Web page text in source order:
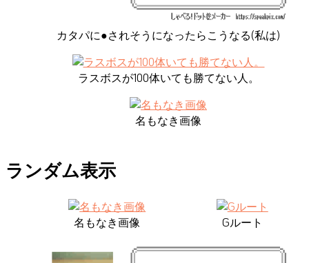
カタパに●されそうになったらこうなる(私は)
ラスボスが100体いても勝てない人。
名もなき画像
ランダム表示
名もなき画像 Gルート